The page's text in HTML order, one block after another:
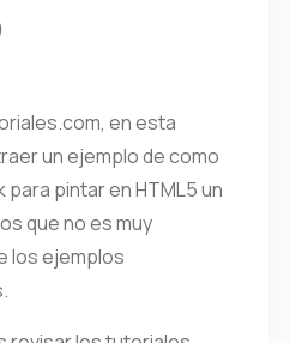
en esta
un ejemplo de como
pintar en HTML5 un
que no es muy
los ejemplos